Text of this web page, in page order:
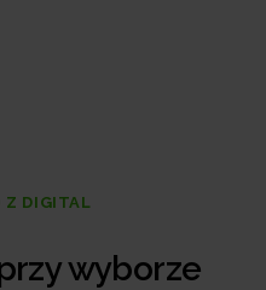
Z DIGITAL
wyborze